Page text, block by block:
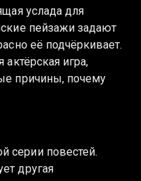
услада для
пейзажи задают
её подчёркивает.
актёрская игра,
причины, почему
серии повестей.
другая